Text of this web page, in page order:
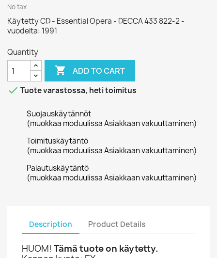
No tax
Käytetty CD - Essential Opera - DECCA 433 822-2 -
vuodelta: 1991
Quantity
 ADD TO CART
 Tuote varastossa, heti toimitus
Suojauskäytännöt
(muokkaa moduulissa Asiakkaan vakuuttaminen)
Toimituskäytäntö
(muokkaa moduulissa Asiakkaan vakuuttaminen)
Palautuskäytäntö
(muokkaa moduulissa Asiakkaan vakuuttaminen)
Description Product Details
HUOM! Tämä tuote on käytetty.